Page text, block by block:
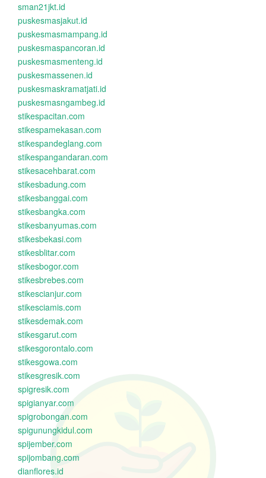
sman21jkt.id
puskesmasjakut.id
puskesmasmampang.id
puskesmaspancoran.id
puskesmasmenteng.id
puskesmassenen.id
puskesmaskramatjati.id
puskesmasngambeg.id
stikespacitan.com
stikespamekasan.com
stikespandeglang.com
stikespangandaran.com
stikesacehbarat.com
stikesbadung.com
stikesbanggai.com
stikesbangka.com
stikesbanyumas.com
stikesbekasi.com
stikesblitar.com
stikesbogor.com
stikesbrebes.com
stikescianjur.com
stikesciamis.com
stikesdemak.com
stikesgarut.com
stikesgorontalo.com
stikesgowa.com
stikesgresik.com
spigresik.com
spigianyar.com
spigrobongan.com
spigunungkidul.com
spijember.com
spijombang.com
dianflores.id